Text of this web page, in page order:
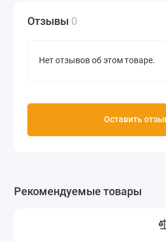
Отзывы 0
Нет отзывов об этом товаре.
Оставить
Рекомендуемые товары